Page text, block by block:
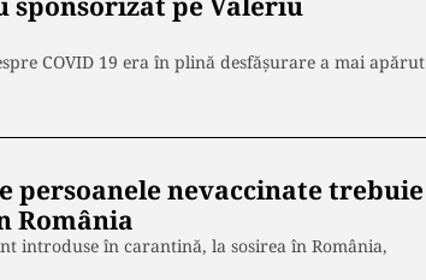
COVID 19 era în plină desfășurare a mai apărut
persoanele nevaccinate trebuie
România
introduse în carantină, la sosirea în România,